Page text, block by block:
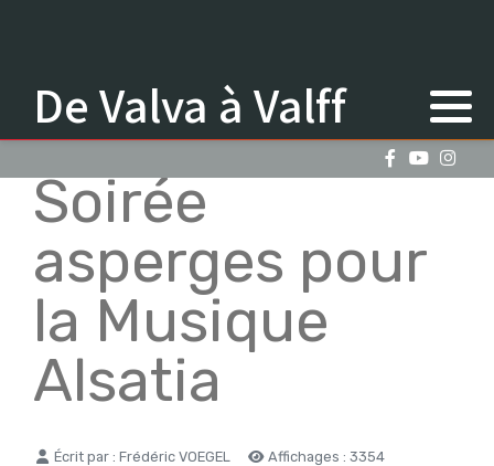
De Valva à Valff
Soirée
asperges pour
la Musique
Alsatia
Détails
Écrit par : Frédéric VOEGEL Affichages : 3354